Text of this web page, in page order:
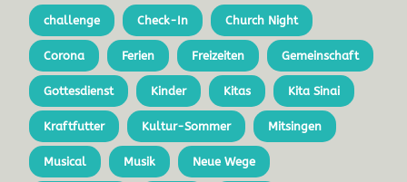
challenge Check-In Church Night
Corona Ferien Freizeiten Gemeinschaft
Gottesdienst Kinder Kitas Kita Sinai
Kraftfutter Kultur-Sommer Mitsingen
Musical Musik Neue Wege